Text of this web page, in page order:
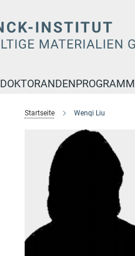
DOKTORANDENPROGRAMM
Startseite Wenqi Liu